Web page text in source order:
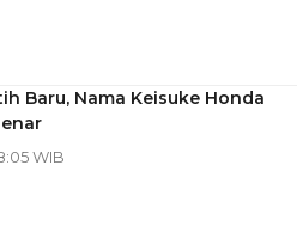
Baru, Nama Keisuke Honda
WIB